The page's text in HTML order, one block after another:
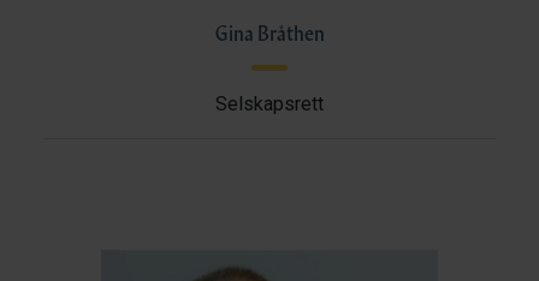
Gina Bråthen
Selskapsrett